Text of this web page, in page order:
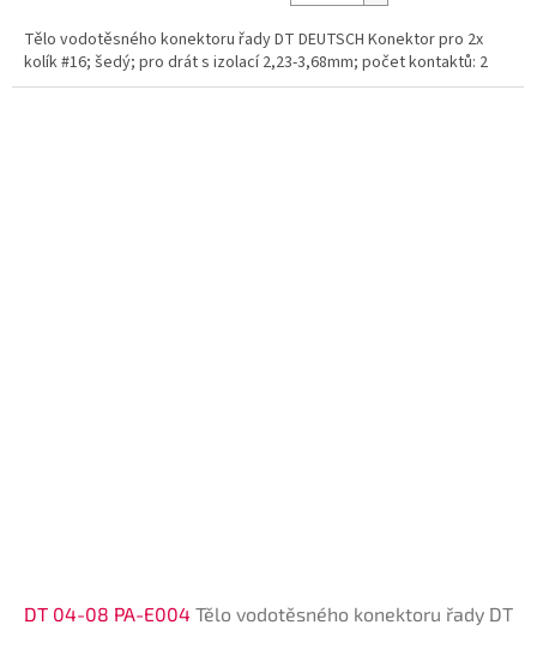
Tělo vodotěsného konektoru řady DT DEUTSCH Konektor pro 2x
kolík #16; šedý; pro drát s izolací 2,23-3,68mm; počet kontaktů: 2
DT 04-08 PA-E004 Tělo vodotěsného konektoru řady DT